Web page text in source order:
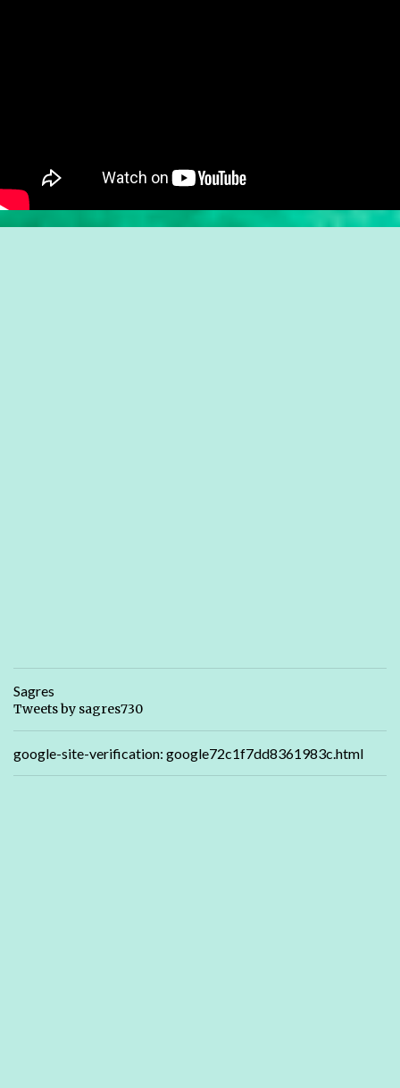
Sagres
Tweets by sagres730
google-site-verification: google72c1f7dd8361983c.html